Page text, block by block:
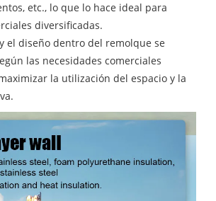
etc., lo que lo hace ideal para
diversificadas.
el diseño dentro del remolque se
las necesidades comerciales
la utilización del espacio y la